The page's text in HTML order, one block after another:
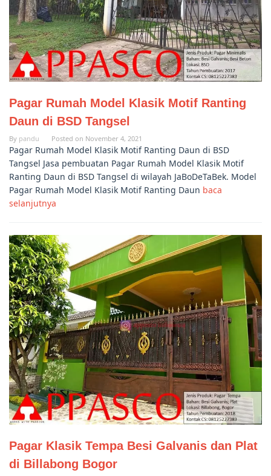
Pagar Rumah Model Klasik Motif Ranting
Daun di BSD Tangsel
By pandu Posted on November 4, 2021
Pagar Rumah Model Klasik Motif Ranting Daun di BSD
Tangsel Jasa pembuatan Pagar Rumah Model Klasik Motif
Ranting Daun di BSD Tangsel di wilayah JaBoDeTaBek. Model
Pagar Rumah Model Klasik Motif Ranting Daun baca
selanjutnya
Pagar Klasik Tempa Besi Galvanis dan Plat
di Billabong Bogor